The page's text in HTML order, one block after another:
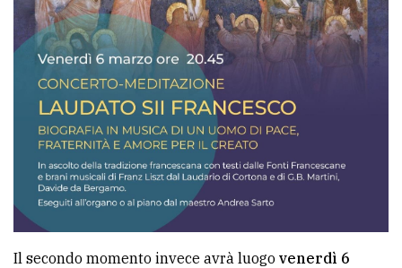
policy
Cookie
policy
Il secondo momento invece avrà luogo venerdì 6